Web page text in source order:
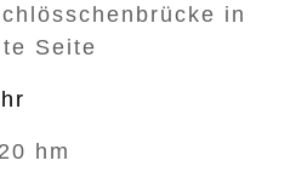
in
Seite
hm